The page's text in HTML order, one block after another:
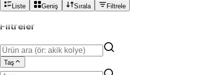
Liste Geniş Sırala Filtrele
Filtreler
Taş